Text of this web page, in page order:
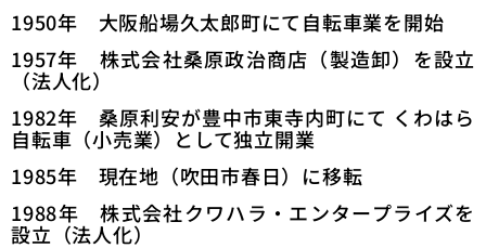
1950年 大阪船場久太郎町にて自転車業を開始
1957年 株式会社桑原政治商店（製造卸）を設立
（法人化）
1982年 桑原利安が豊中市東寺内町にて くわはら
自転車（小売業）として独立開業
1985年 現在地（吹田市春日）に移転
1988年 株式会社クワハラ・エンタープライズを
設立（法人化）